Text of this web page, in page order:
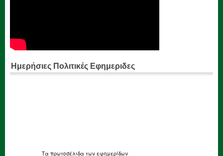
Ημερήσιες Πολιτικές Εφημεριδες
Τα πρωτοσέλιδα των εφημερίδων